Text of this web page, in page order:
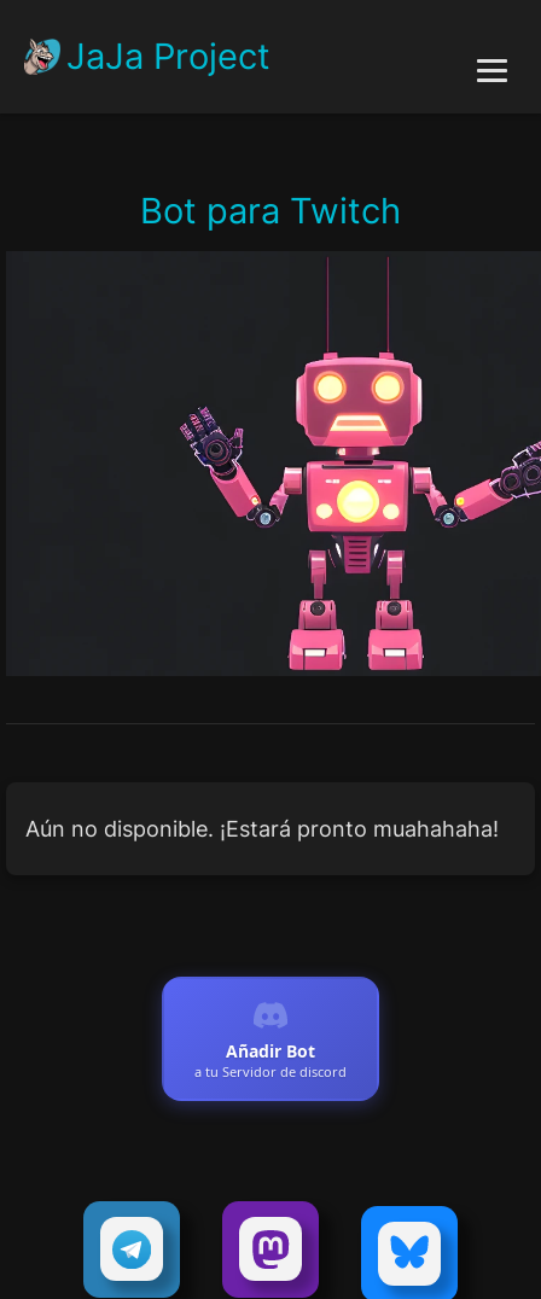
JaJa Project
Autor
Bot para Twitch
Aún no disponible. ¡Estará pronto muahahaha!
Añadir Bot
a tu Servidor de discord